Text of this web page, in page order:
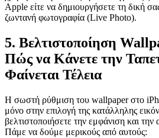
Apple είτε να δημιουργήσετε τη δική
ζωντανή φωτογραφία (Live Photo).
5. Βελτιστοποίηση
Πώς να Κάνετε την
Φαίνεται Τέλεια
Η σωστή ρύθμιση του wallpaper στο
μόνο στην επιλογή της κατάλληλης
βελτιστοποιήσετε την εμφάνιση και
Πάμε να δούμε μερικούς από αυτούς: